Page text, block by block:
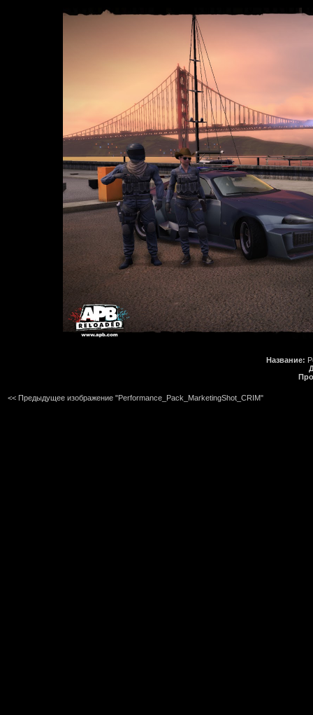
Название:
<< Предыдущее изображение "Performance_Pack_MarketingShot_CRIM"